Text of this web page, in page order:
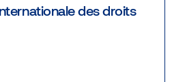
des droits